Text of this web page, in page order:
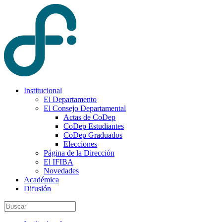
Institucional
El Departamento
El Consejo Departamental
Actas de CoDep
CoDep Estudiantes
CoDep Graduados
Elecciones
Página de la Dirección
El IFIBA
Novedades
Académica
Difusión